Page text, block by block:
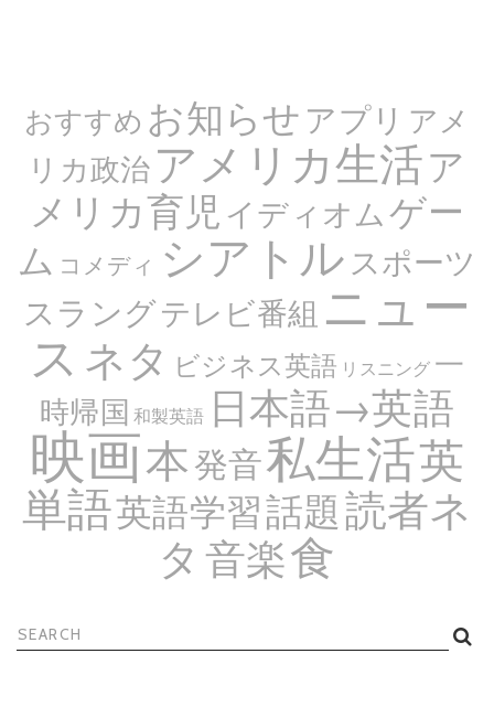
おすすめ お知らせアプリ アメ
リカ政治アメリカ生活ア
メリカ育児 イディオムゲー
ム コメディ シアトル スポーツ
スラングテレビ番組 ニュー
ス ネタ ビジネス英語 リスニング 一
時帰国 和製英語 日本語→英語
映画本発音私生活英
単語英語学習話題読者ネ
タ 音楽食